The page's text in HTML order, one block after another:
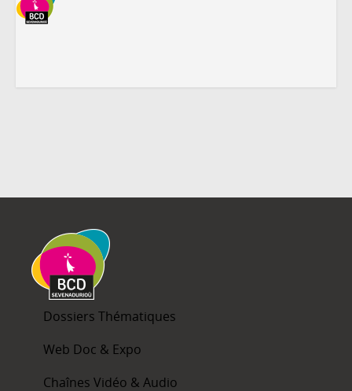
Dossiers Thématiques
Web Doc & Expo
Chaînes Vidéo & Audio